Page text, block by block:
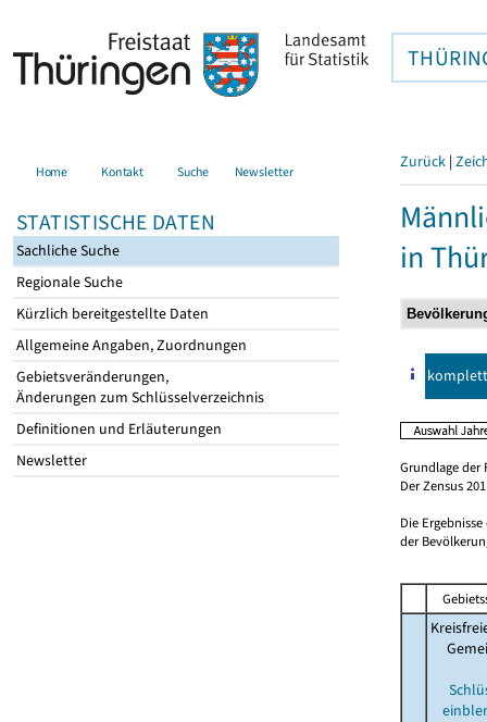
Home Kontakt Suche Newsletter
STATISTISCHE DATEN
Sachliche Suche
Regionale Suche
Kürzlich bereitgestellte Daten
Allgemeine Angaben, Zuordnungen
Gebietsveränderungen,
Änderungen zum Schlüsselverzeichnis
Definitionen und Erläuterungen
Newsletter
Zurück |
in
komplett
Grundlage der
Der Zensus
Die
der